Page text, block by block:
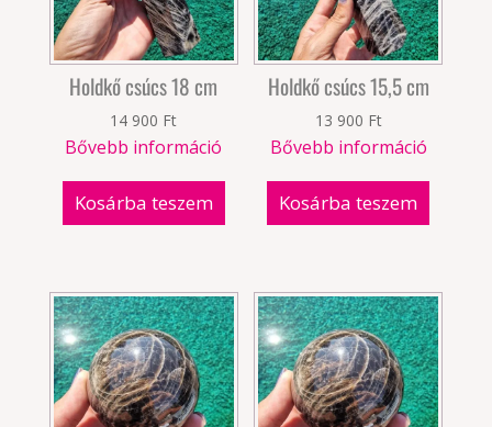
Holdkő csúcs 18 cm
14 900 Ft
Bővebb információ
Kosárba teszem
Holdkő csúcs 15,5 cm
13 900 Ft
Bővebb információ
Kosárba teszem